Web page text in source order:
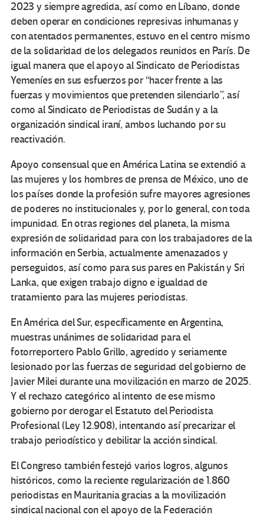
2023 y siempre agredida, así como en Líbano, donde
deben operar en condiciones represivas inhumanas y
con atentados permanentes, estuvo en el centro mismo
de la solidaridad de los delegados reunidos en París. De
igual manera que el apoyo al Sindicato de Periodistas
Yemeníes en sus esfuerzos por “hacer frente a las
fuerzas y movimientos que pretenden silenciarlo”, así
como al Sindicato de Periodistas de Sudán y a la
organización sindical iraní, ambos luchando por su
reactivación.
Apoyo consensual que en América Latina se extendió a
las mujeres y los hombres de prensa de México, uno de
los países donde la profesión sufre mayores agresiones
de poderes no institucionales y, por lo general, con toda
impunidad. En otras regiones del planeta, la misma
expresión de solidaridad para con los trabajadores de la
información en Serbia, actualmente amenazados y
perseguidos, así como para sus pares en Pakistán y Sri
Lanka, que exigen trabajo digno e igualdad de
tratamiento para las mujeres periodistas.
En América del Sur, específicamente en Argentina,
muestras unánimes de solidaridad para el
fotorreportero Pablo Grillo, agredido y seriamente
lesionado por las fuerzas de seguridad del gobierno de
Javier Milei durante una movilización en marzo de 2025.
Y el rechazo categórico al intento de ese mismo
gobierno por derogar el Estatuto del Periodista
Profesional (Ley 12.908), intentando así precarizar el
trabajo periodístico y debilitar la acción sindical.
El Congreso también festejó varios logros, algunos
históricos, como la reciente regularización de 1.860
periodistas en Mauritania gracias a la movilización
sindical nacional con el apoyo de la Federación